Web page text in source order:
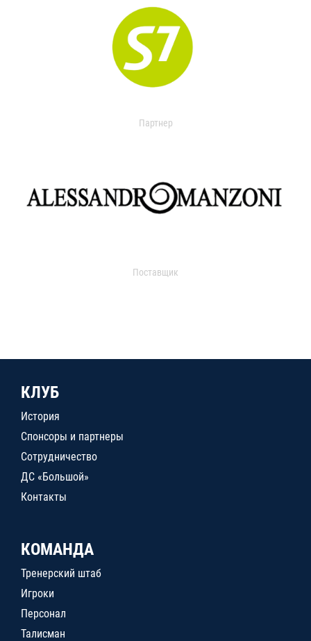
Партнер
Поставщик
КЛУБ
История
Спонсоры и партнеры
Сотрудничество
ДС «Большой»
Контакты
КОМАНДА
Тренерский штаб
Игроки
Персонал
Талисман